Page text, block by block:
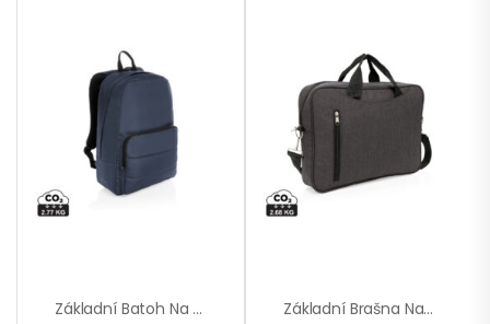
Základní Batoh Na 15.6″ Notebook Impact Z RPET AWARE™ Základní Brašna Na 15” Notebook